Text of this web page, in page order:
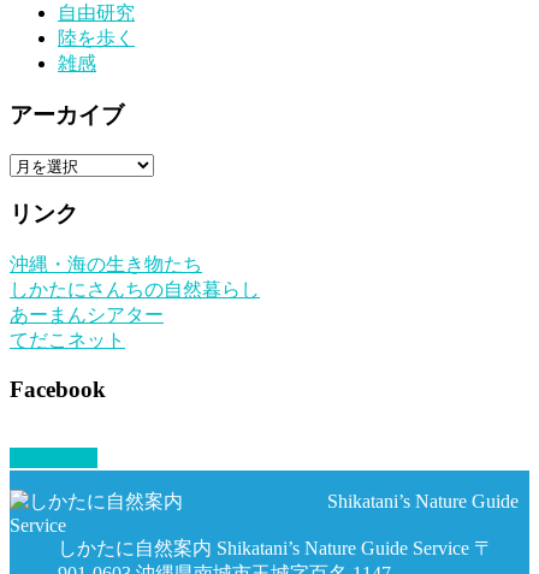
自由研究
陸を歩く
雑感
アーカイブ
ア
カ
ブ
リンク
沖縄・海の生き物たち
しかたにさんちの自然暮らし
あーまんシアター
てだこネット
Facebook
しかたに自然案内 Shikatani’s Nature Guide Service 〒